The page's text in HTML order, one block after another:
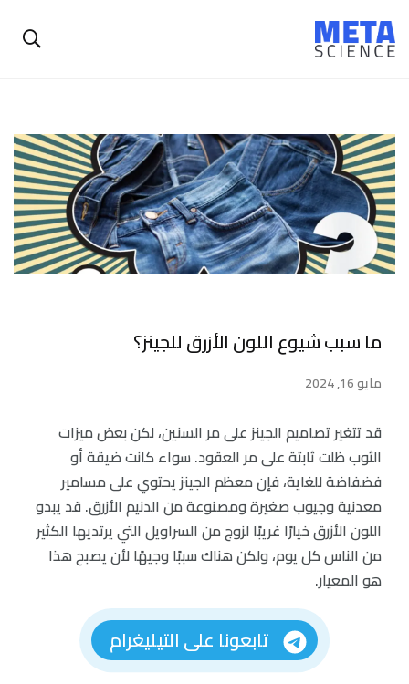
ما سبب شيوع اللون الأزرق للجينز؟
مايو 16, 2024
قد تتغير تصاميم الجينز على مر السنين، لكن بعض ميزات
الثوب ظلت ثابتة على مر العقود. سواء كانت ضيقة أو
فضفاضة للغاية، فإن معظم الجينز يحتوي على مسامير
معدنية وجيوب صغيرة ومصنوعة من الدنيم الأزرق. قد يبدو
اللون الأزرق خيارًا غريبًا لزوج من السراويل التي يرتديها الكثير
من الناس كل يوم، ولكن هناك سببًا وجيهًا لأن يصبح هذا
هو المعيار.
تابعونا على التيليغرام